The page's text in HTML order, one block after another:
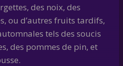
des noix, des
ou d’autres fruits tardifs,
tels des soucis
des pommes de pin, et